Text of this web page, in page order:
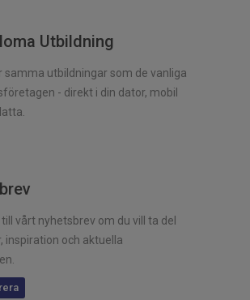
Utbildning
samma utbildningar som de vanliga
- direkt i din dator, mobil
vårt nyhetsbrev om du vill ta del
inspiration och aktuella